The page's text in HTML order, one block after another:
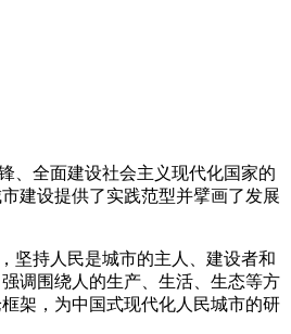
、全面建设社会主义现代化国家的
建设提供了实践范型并擘画了发展
坚持人民是城市的主人、建设者和
调围绕人的生产、生活、生态等方
架，为中国式现代化人民城市的研